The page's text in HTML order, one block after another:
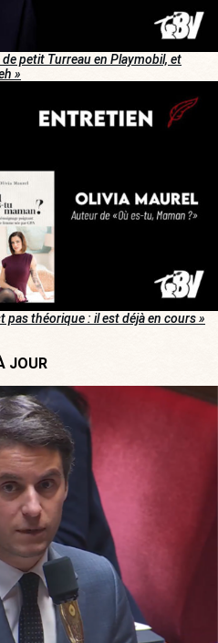
petit Turreau en Playmobil, et
»
pas théorique : il est déjà en cours »
JOUR